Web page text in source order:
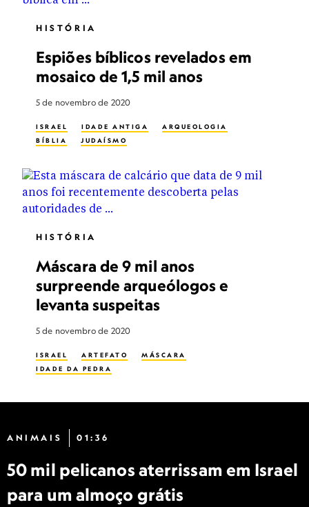
HISTÓRIA
Espiões bíblicos revelados em
mosaico de 1,5 mil anos
5 de novembro de 2020
ISRAEL IDADE ANTIGA
ARQUEOLOGIA
BÍBLIA
JUDAÍSMO
HISTÓRIA
Máscara de 9 mil anos
surpreende arqueólogos e
levanta suspeitas
5 de novembro de 2020
ISRAEL ARTEFATO
MÁSCARA
IDADE DA PEDRA
ANIMAIS 01:36
50 mil pelicanos aterrissam em Israel
para um almoço grátis